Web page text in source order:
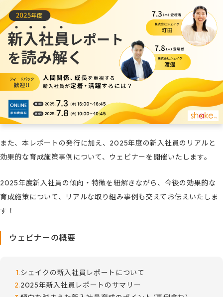
また、本レポートの発行に加え、2025年度の新入社員のリアルと
効果的な育成施策事例について、ウェビナーを開催いたします。
2025年度新入社員の傾向・特徴を紐解きながら、今後の効果的な
育成施策について、リアルな取り組み事例も交えてお伝えいたしま
す！
ウェビナーの概要
シェイクの新入社員レポートについて
2025年新入社員レポートのサマリー